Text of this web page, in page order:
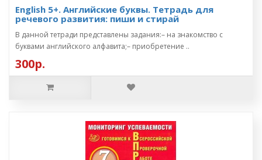
English 5+. Английские буквы. Тетрадь для
речевого развития: пиши и стирай
В данной тетради представлены задания:– на знакомство с
буквами английского алфавита;– приобретение ..
300р.